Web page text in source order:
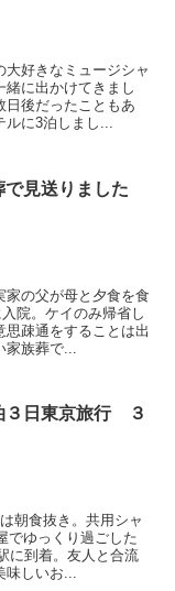
好きなミュージシャ
に出かけてきまし
日後だったこともあ
ルに3泊しまし...
で見送りました
の父が母と夕食を食
院。ケイのみ帰省し
疎通をすることは出
族葬で...
３日東京旅行 ３
朝食抜き。共用シャ
でゆっくり過ごした
に到着。友人と合流
味しいお...